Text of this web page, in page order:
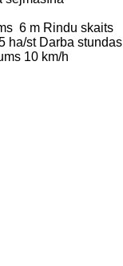
6 m Rindu skaits
ha/st Darba stundas
10 km/h